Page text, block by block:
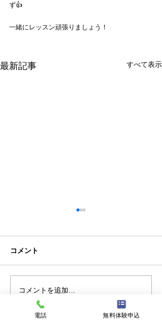
ず👍
一緒にレッスン頑張りましょう！
最新記事 すべて表示
私事ですが…✌️
コメント
コメントを追加…
電話 無料体験申込